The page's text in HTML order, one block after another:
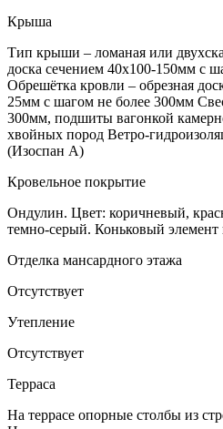
Крыша
Тип крыши – ломаная или
доска сечением 40х100-150мм с
Обрешётка кровли – обрезная
25мм с шагом не более 300мм
300мм, подшиты вагонкой
хвойных пород Ветро-
(Изоспан А)
Кровельное покрытие
Ондулин. Цвет: коричневый,
темно-серый. Коньковый элемент
Отделка мансардного этажа
Отсутствует
Утепление
Отсутствует
Терраса
На террасе опорные столбы из